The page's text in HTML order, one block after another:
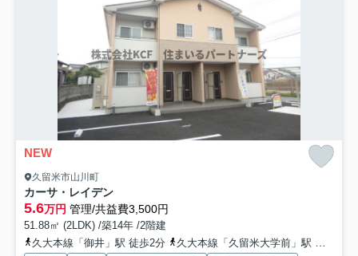
NEW
久留米市山川町
カーサ・レイデン
5.6万円 管理/共益費3,500円
51.88㎡ (2LDK) /築14年 /2階建
久大本線「御井」駅 徒歩2分
久大本線「久留米大学前」駅 徒歩21分